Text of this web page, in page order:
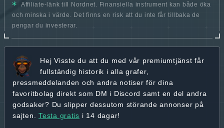
Affiliate-länk till Nordnet. Finansiella instrument kan både öka
och minska i värde. Det finns en risk att du inte får tillbaka de
pengar du investerar.
Hej Visste du att du med vår premiumtjänst får
fullständig historik i alla grafer,
pressmeddelanden och andra notiser för dina
favoritbolag direkt som DM i Discord samt en del andra
godsaker? Du slipper dessutom störande annonser på
sajten. Testa gratis i 14 dagar!